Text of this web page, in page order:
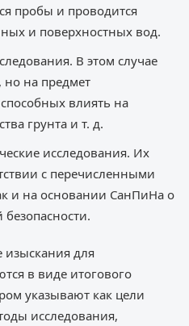
пробы и проводится
и поверхностных вод.
В этом случае
но на предмет
влиять на
грунта и т. д.
исследования. Их
с перечисленными
и на основании СанПиНа о
изыскания для
в виде итогового
указывают как цели
исследования,